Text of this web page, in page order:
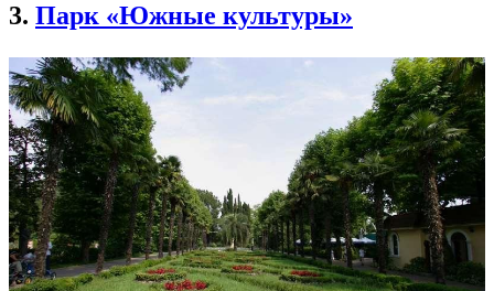
3. Парк «Южные культуры»